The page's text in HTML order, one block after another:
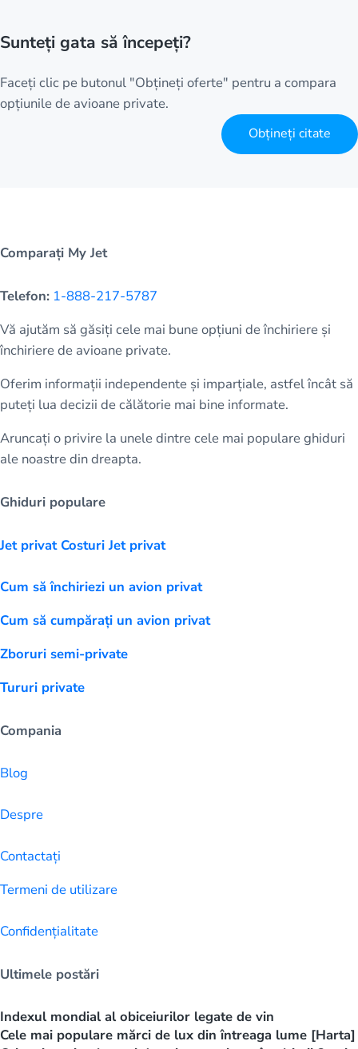
Sunteți gata să începeți?
Faceți clic pe butonul "Obțineți oferte" pentru a compara
opțiunile de avioane private.
Obțineți citate
Comparați My Jet
Telefon: 1-888-217-5787
Vă ajutăm să găsiți cele mai bune opțiuni de închiriere și
închiriere de avioane private.
Oferim informații independente și imparțiale, astfel încât să
puteți lua decizii de călătorie mai bine informate.
Aruncați o privire la unele dintre cele mai populare ghiduri
ale noastre din dreapta.
Ghiduri populare
Jet privat Costuri Jet privat
Cum să închiriezi un avion privat
Cum să cumpărați un avion privat
Zboruri semi-private
Tururi private
Compania
Blog
Despre
Contactați
Termeni de utilizare
Confidențialitate
Ultimele postări
Indexul mondial al obiceiurilor legate de vin
Cele mai populare mărci de lux din întreaga lume [Harta]